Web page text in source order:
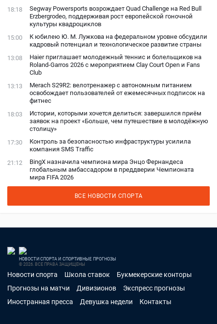
18:18
Segway Powersports возрождает Quad Challenge на Red Bull
Erzbergrodeo, поддерживая рост европейской гоночной
культуры квадроциклов
15:00
К юбилею Ю. М. Лужкова на федеральном уровне обсудили
кадровый потенциал и технологическое развитие страны
13:08
Haier приглашает молодежный теннис и болельщиков на
Roland-Garros 2026 с мероприятием Clay Court Open и Fans
Club
13:13
Merach S29R2: велотренажер с автономным питанием
освобождает пользователей от ежемесячных подписок на
фитнес
18:03
Истории, которыми хочется делиться: завершился приём
заявок на проект «Больше, чем путешествие в молодёжную
столицу»
17:30
Контроль за безопасностью инфраструктуры усилила
компания SMS Traffic
21:12
BingX назначила чемпиона мира Энцо Фернандеса
глобальным амбассадором в преддверии Чемпионата
мира FIFA 2026
ВСЕ НОВОСТИ СПОРТА
НОВОСТИ СПОРТА И СПОРТИВНЫЕ ПРОГНОЗЫ
© 2026. ВСЕ ПРАВА ЗАЩИЩЕНЫ
Новости спорта Школа ставок
Букмекерские конторы
Прогнозы на матчи
Дивизионов
Экспресс прогнозы
Иностранная пресса
Девушка недели Контакты